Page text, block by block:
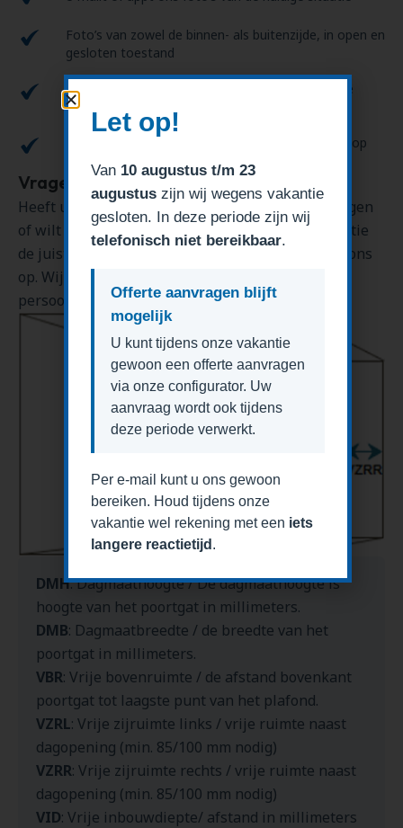
Foto’s van zowel de binnen- als buitenzijde, in open en
gesloten toestand
Wij nemen contact met u op om een afspraak te
plannen
Bij voorkeur bezoeken wij u binnen 5 werkdagen op
route
Vragen of advies?
Heeft u na het lezen van deze informatie nog vragen
of wilt u weten of onze inmeetservice in uw situatie
de juiste keuze is? Neem dan gerust contact met ons
op. Wij denken graag met u mee en lichten alles
persoonlijk verder toe.
DMH: Dagmaathoogte / De dagmaathoogte is
hoogte van het poortgat in millimeters.
DMB: Dagmaatbreedte / de breedte van het
poortgat in millimeters.
VBR: Vrije bovenruimte / de afstand bovenkant
poortgat tot laagste punt van het plafond.
VZRL: Vrije zijruimte links / vrije ruimte naast
dagopening (min. 85/100 mm nodig)
VZRR: Vrije zijruimte rechts / vrije ruimte naast
dagopening (min. 85/100 mm nodig)
VID: Vrije inbouwdiepte/ afstand in millimeters
Let op!
Van 10 augustus t/m 23
augustus zijn wij wegens vakantie
gesloten. In deze periode zijn wij
telefonisch niet bereikbaar.
Offerte aanvragen blijft
mogelijk
U kunt tijdens onze vakantie
gewoon een offerte aanvragen
via onze configurator. Uw
aanvraag wordt ook tijdens
deze periode verwerkt.
Per e-mail kunt u ons gewoon
bereiken. Houd tijdens onze
vakantie wel rekening met een iets
langere reactietijd .